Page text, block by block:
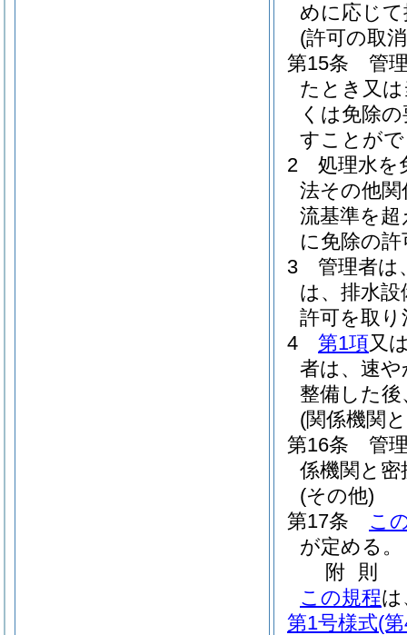
めに応じ
(許可の取
第15条
管
たとき又
くは免除
すことが
2
処理水を
法その他
流基準を
に免除の
3
管理者は
は、排水設
許可を取
4
第1項又
者は、速
整備した
(関係機関
第16条
管
係機関と
(その他)
第17条
こ
が定める。
附 則
この規程は
第1号様式(